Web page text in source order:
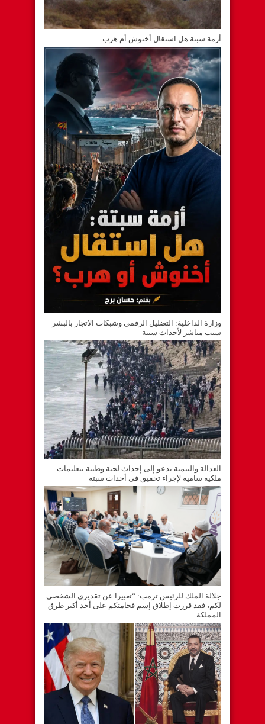
أزمة سبتة هل استقال أخنوش أم هرب.
وزارة الداخلية: التضليل الرقمي وشبكات الاتجار بالبشر
سبب مباشر لأحداث سبتة
العدالة والتنمية يدعو إلى إحداث لجنة وطنية بتعليمات
ملكية سامية لإجراء تحقيق في أحداث سبتة
جلالة الملك للرئيس ترمب: “تعبيرا عن تقديري الشخصي
لكم، فقد قررت إطلاق إسم فخامتكم على أحد أكبر طرق
المملكة…